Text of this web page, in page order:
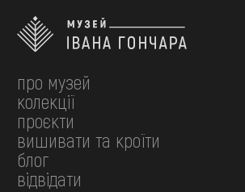
про музей
колекції
проєкти
вишивати та кроїти
блог
відвідати